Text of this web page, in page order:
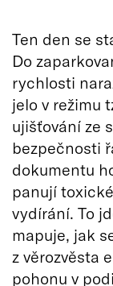
Ten den se
Do
rychlosti
jelo v režimu
ujišťování ze
bezpečnosti
dokumentu
panují
vydírání. To
mapuje, jak
z věrozvěsta
pohonu v